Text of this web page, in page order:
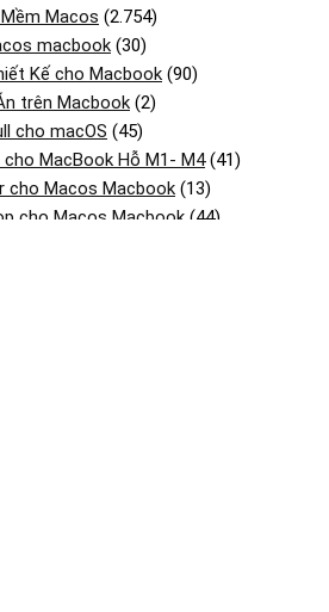
Macos (2.754)
macbook (30)
Kế cho Macbook (90)
trên Macbook (2)
cho macOS (45)
MacBook Hỗ M1- M4(41)
cho Macos Macbook (13)
cho Macos Macbook (44)